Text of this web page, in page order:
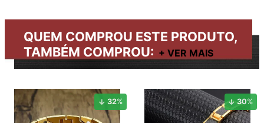
QUEM COMPROU ESTE PRODUTO,
TAMBÉM COMPROU:
32% 30%